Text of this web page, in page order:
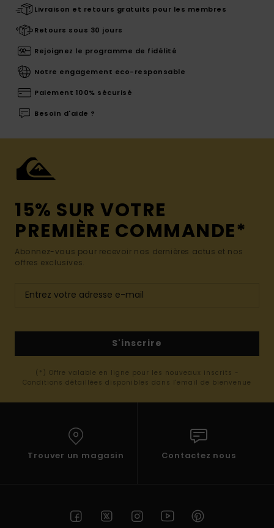
Livraison et retours gratuits pour les membres
Retours sous 30 jours
Rejoignez le programme de fidélité
Notre engagement eco-responsable
Paiement 100% sécurisé
Besoin d'aide ?
15% SUR VOTRE
PREMIÈRE COMMANDE*
Abonnez-vous pour recevoir nos dernières actus et nos
offres exclusives.
S'inscrire
(*) Offre valable en ligne pour les nouveaux inscrits -
Conditions détaillées disponibles dans l'email de bienvenue
Trouver un magasin Contactez nous